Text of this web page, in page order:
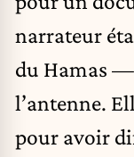
narrateur
du Hamas
l’antenne.
pour avoir